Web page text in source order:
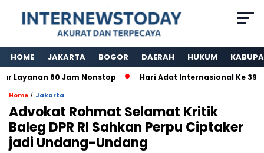
HOME JAKARTA BOGOR DAERAH HUKUM
80 Jam Nonstop Hari Adat Internasional Ke 39
Home / Jakarta
Advokat Rohmat Selamat Kritik
Baleg DPR RI Sahkan Perpu Ciptaker
jadi Undang-Undang